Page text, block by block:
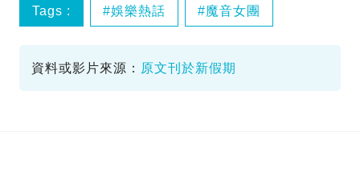
Tags : 娛樂熱話 魔音女團
資料或影片來源： 原文刊於新假期